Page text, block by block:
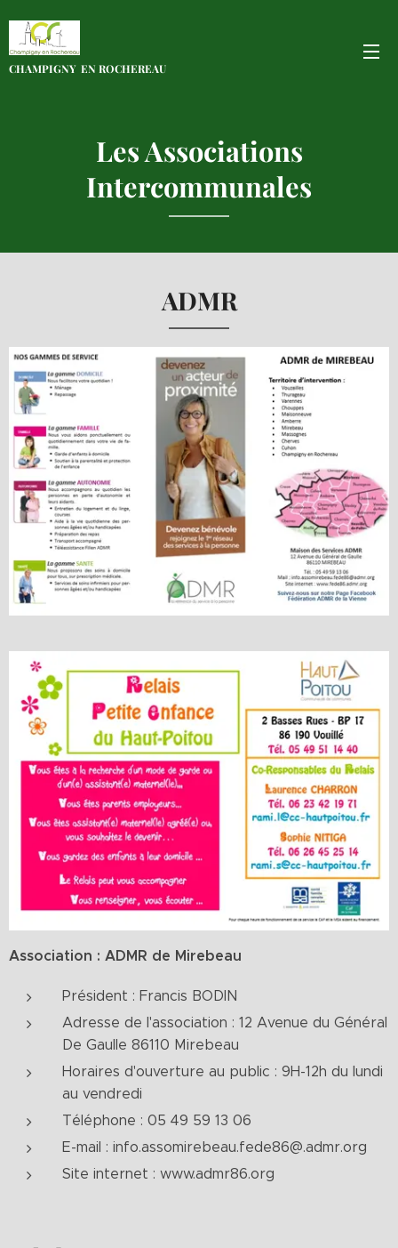
CHAMPIGNY EN ROCHEREAU
Les Associations
Intercommunales
ADMR
Association : ADMR de Mirebeau
Président : Francis BODIN
Adresse de l'association : 12 Avenue du Général
De Gaulle 86110 Mirebeau
Horaires d'ouverture au public : 9H-12h du lundi
au vendredi
Téléphone : 05 49 59 13 06
E-mail : info.assomirebeau.fede86@.admr.org
Site internet : www.admr86.org